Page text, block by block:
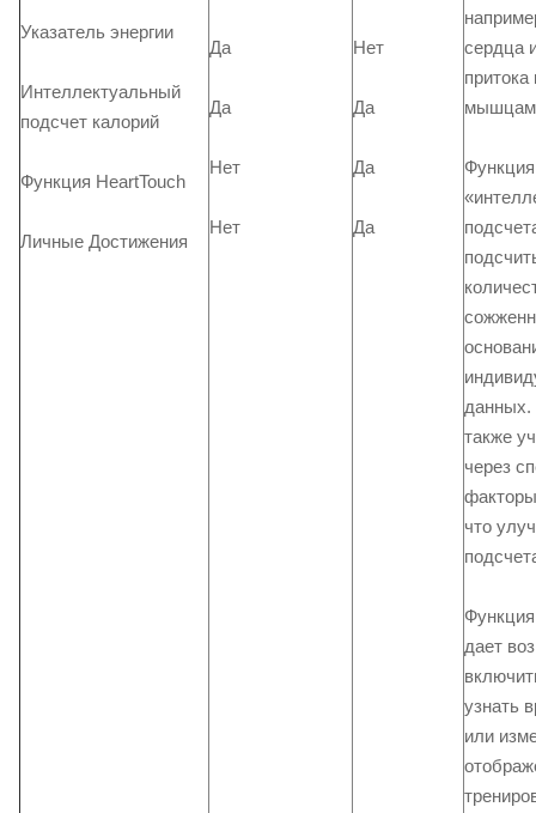
Указатель энергии
Интеллектуальный
подсчет калорий
Функция HeartTouch
Личные Достижения
Да
Да
Нет
Нет
Нет
Да
Да
Да
сердца
притока
мышцам
Функция
данных.
также
через
что
дает
узнать
или